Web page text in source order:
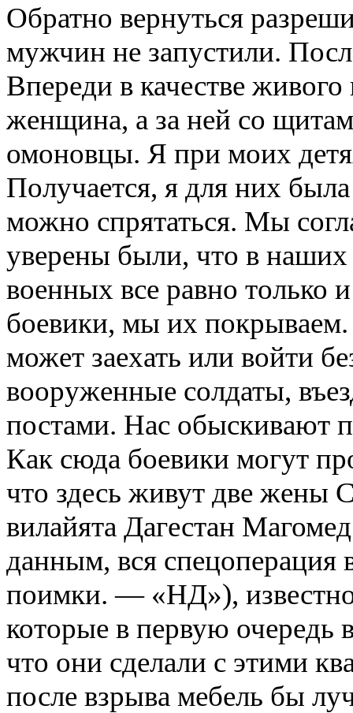
Обратно вернуться
мужчин не запустили.
Впереди в качестве
женщина, а за ней со
омоновцы. Я при моих
Получается, я для них
можно спрятаться. Мы
уверены были, что в
военных все равно только
боевики, мы их
может заехать или войти
вооруженные солдаты,
постами. Нас обыскивают
Как сюда боевики могут
что здесь живут две жены
вилайята Дагестан
данным, вся спецоперация
поимки. — «НД»),
которые в первую
что они сделали с этими
после взрыва мебель бы